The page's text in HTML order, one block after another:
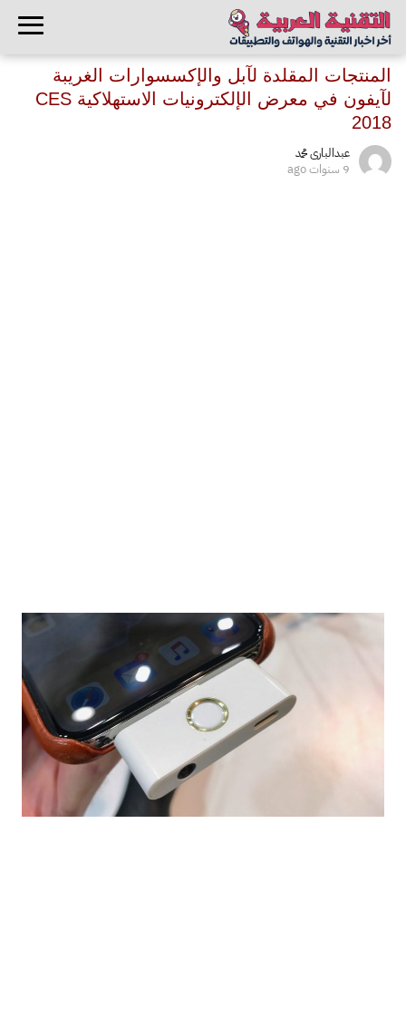
المنتجات المقلدة لآبل والإكسسوارات الغريبة
لآيفون في معرض الإلكترونيات الاستهلاكية CES
2018
عبدالبارى محمد
9 سنوات ago